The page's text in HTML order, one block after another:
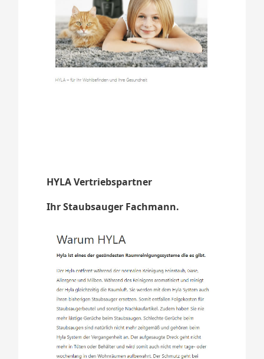
HYLA Vertriebspartner
Ihr Staubsauger Fachmann.